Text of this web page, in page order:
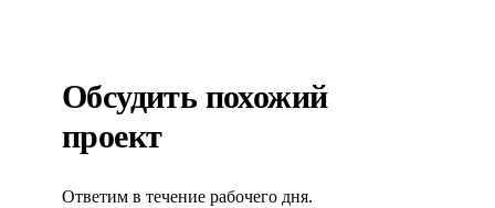
Обсудить похожий
проект
Ответим в течение рабочего дня.